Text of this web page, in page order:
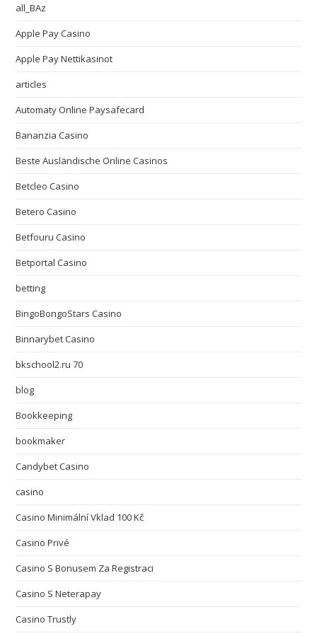
all_BAz
Apple Pay Casino
Apple Pay Nettikasinot
articles
Automaty Online Paysafecard
Bananzia Casino
Beste Ausländische Online Casinos
Betcleo Casino
Betero Casino
Betfouru Casino
Betportal Casino
betting
BingoBongoStars Casino
Binnarybet Casino
bkschool2.ru 70
blog
Bookkeeping
bookmaker
Candybet Casino
casino
Casino Minimální Vklad 100 Kč
Casino Privé
Casino S Bonusem Za Registraci
Casino S Neterapay
Casino Trustly